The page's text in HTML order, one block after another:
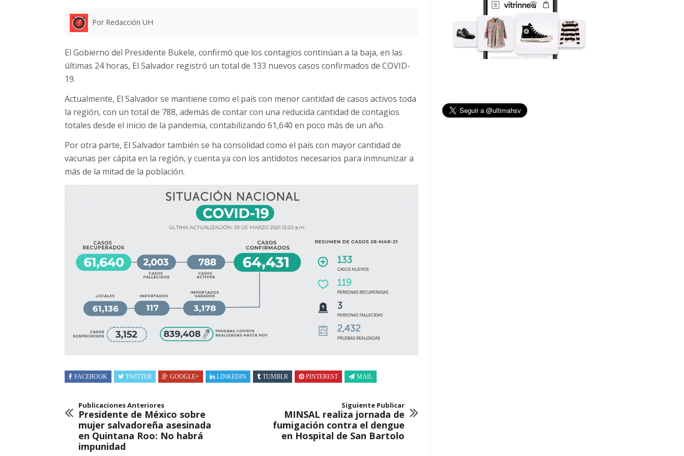
Por Redacción UH
El Gobierno del Presidente Bukele, confirmó que los contagios continúan a la baja, en las
últimas 24 horas, El Salvador registró un total de 133 nuevos casos confirmados de COVID-
19.
Actualmente, El Salvador se mantiene como el país con menor cantidad de casos activos toda
la región, con un total de 788, además de contar con una reducida cantidad de contagios
totales desde el inicio de la pandemia, contabilizando 61,640 en poco más de un año.
Por otra parte, El Salvador también se ha consolidad como el país con mayor cantidad de
vacunas per cápita en la región, y cuenta ya con los antídotos necesarios para inmnunizar a
más de la mitad de la población.
FACEBOOK TWITTER GOOGLE+ LINKEDIN TUMBLR PINTEREST MAIL
Publicaciones Anteriores
Presidente de México sobre
mujer salvadoreña asesinada
en Quintana Roo: No habrá
impunidad
Siguiente Publicar
MINSAL realiza jornada de
fumigación contra el dengue
en Hospital de San Bartolo